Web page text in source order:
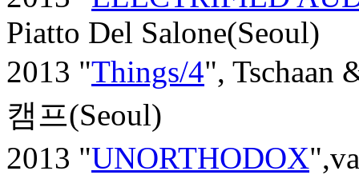
Piatto Del Salone(Seoul)
2013 "Things/4", Tschaan
캠프(Seoul)
2013 "UNORTHODOX